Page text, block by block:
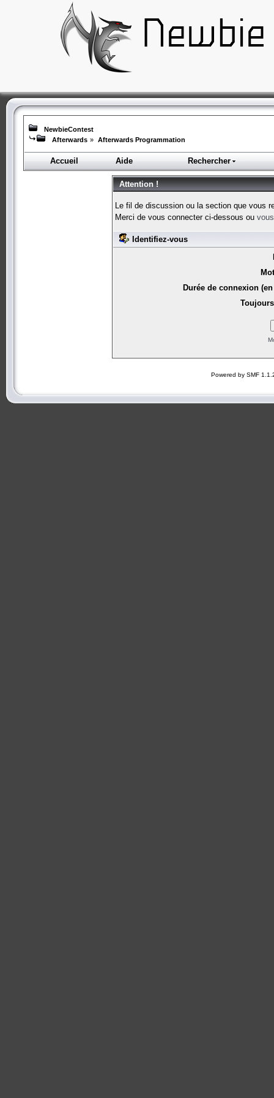
NewbieContest
Afterwards » Afterwards Programmation
Accueil Aide Rechercher
Attention !
Le fil de discussion ou la section que vous
Merci de vous connecter ci-dessous ou
Identifiez-vous
Durée de connexion
Powered by SMF